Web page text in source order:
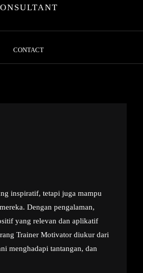
CONTACT
inspiratif, tetapi juga mampu
Dengan pengalaman,
yang relevan dan aplikatif
Trainer Motivator diukur dari
menghadapi tantangan, dan